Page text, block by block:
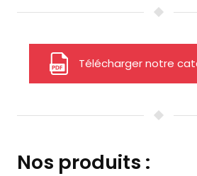
Télécharger notre
Nos produits :